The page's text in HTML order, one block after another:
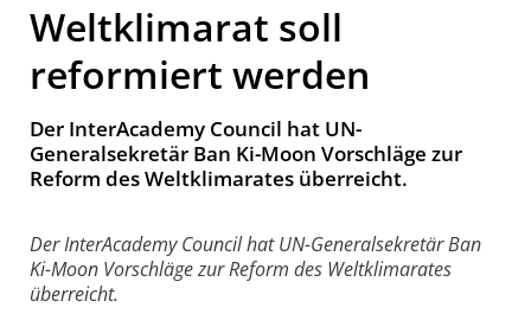
Weltklimarat soll
reformiert werden
Der InterAcademy Council hat UN-
Generalsekretär Ban Ki-Moon Vorschläge zur
Reform des Weltklimarates überreicht.
Der InterAcademy Council hat UN-Generalsekretär Ban
Ki-Moon Vorschläge zur Reform des Weltklimarates
überreicht.